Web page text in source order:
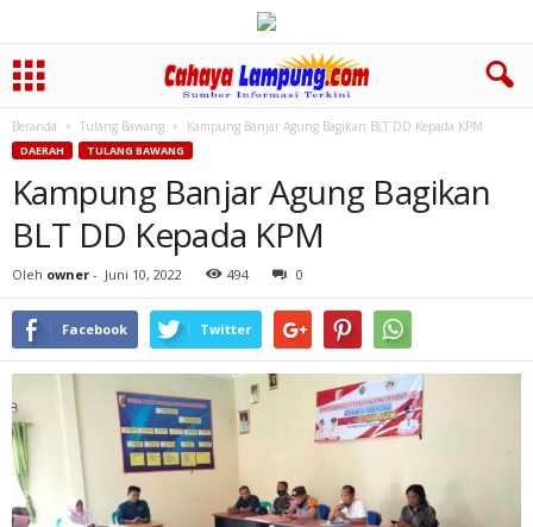
Beranda Tulang Bawang Kampung Banjar Agung Bagikan BLT DD Kepada KPM
DAERAH TULANG BAWANG
Kampung Banjar Agung Bagikan
BLT DD Kepada KPM
Oleh owner - Juni 10, 2022 494 0
Facebook Twitter